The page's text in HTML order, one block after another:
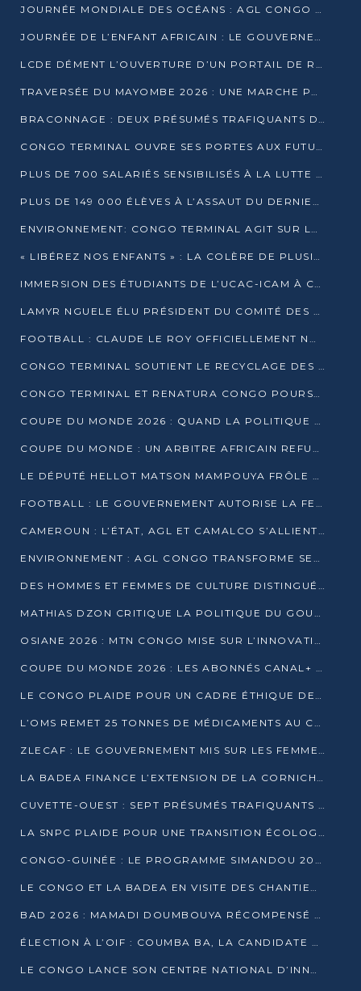
JOURNÉE MONDIALE DES OCÉANS : AGL CONGO MOBILISE SES COLLABORATEURS POUR LA PRÉSERVATION DE LA BIODIVERSITÉ MARINE
JOURNÉE DE L’ENFANT AFRICAIN : LE GOUVERNEMENT MOBILISÉ POUR L’HYGIÈNE DANS LES ORPHELINATS
LCDE DÉMENT L’OUVERTURE D’UN PORTAIL DE RECRUTEMENT ET APPELLE À LA VIGILANCE
TRAVERSÉE DU MAYOMBE 2026 : UNE MARCHE POUR SENSIBILISER ET DÉPISTER AU DIABÈTE
BRACONNAGE : DEUX PRÉSUMÉS TRAFIQUANTS D’HIPPOPOTAME ÉCROUÉS À BRAZZAVILLE
CONGO TERMINAL OUVRE SES PORTES AUX FUTURS INGÉNIEURS DE L’UCAC-ICAM
PLUS DE 700 SALARIÉS SENSIBILISÉS À LA LUTTE CONTRE LA TUBERCULOSE À CONGO TERMINAL
PLUS DE 149 000 ÉLÈVES À L’ASSAUT DU DERNIER CEPE
ENVIRONNEMENT: CONGO TERMINAL AGIT SUR LE TERRAIN ET FORME LES PLUS JEUNES
« LIBÉREZ NOS ENFANTS » : LA COLÈRE DE PLUSIEURS MÈRES À BRAZZAVILLE CONTRE LA DGSP
IMMERSION DES ÉTUDIANTS DE L’UCAC-ICAM À CONGO TERMINAL
LAMYR NGUELE ÉLU PRÉSIDENT DU COMITÉ DES MEMBRES D’HONNEUR DU PCT
FOOTBALL : CLAUDE LE ROY OFFICIELLEMENT NOMMÉ SÉLECTIONNEUR DU CONGO
CONGO TERMINAL SOUTIENT LE RECYCLAGE DES DÉCHETS PLASTIQUES À POINTE-NOIRE
CONGO TERMINAL ET RENATURA CONGO POURSUIVENT LEUR COMBAT POUR LA BIODIVERSITÉ
COUPE DU MONDE 2026 : QUAND LA POLITIQUE MENACE L’UNIVERSALITÉ DU FOOTBALL
COUPE DU MONDE : UN ARBITRE AFRICAIN REFUSÉ À L’ENTRÉE DES ÉTATS-UNIS
LE DÉPUTÉ HELLOT MATSON MAMPOUYA FRÔLE LA MORT LORS D’UNE EMBUSCADE DZNS LE POOL
FOOTBALL : LE GOUVERNEMENT AUTORISE LA FECOFOOT À OCCUPER LES COMPLEXES SPORTIFS
CAMEROUN : L’ÉTAT, AGL ET CAMALCO S’ALLIENT POUR UN MÉGA-PROJET FERROVIAIRE
ENVIRONNEMENT : AGL CONGO TRANSFORME SES DÉCHETS EN OUTILS DE FORMATION
DES HOMMES ET FEMMES DE CULTURE DISTINGUÉS POUR LEUR ENGAGEMENT PAR BANTOU CULTURE
MATHIAS DZON CRITIQUE LA POLITIQUE DU GOUVERNEMENT ET ALERTE SUR LA DETTE DU CONGO
OSIANE 2026 : MTN CONGO MISE SUR L’INNOVATION POUR RELEVER LES DÉFIS AFRICAINS
COUPE DU MONDE 2026 : LES ABONNÉS CANAL+ AU CONGO DÉÇUS À QUELQUES JOURS DU COUP D’ENVOI
LE CONGO PLAIDE POUR UN CADRE ÉTHIQUE DE L’INTELLIGENCE ARTIFICIELLE À DAKAR
L’OMS REMET 25 TONNES DE MÉDICAMENTS AU CONGO POUR RENFORCER LA RIPOSTE AUX ÉPIDÉMIES
ZLECAF : LE GOUVERNEMENT MIS SUR LES FEMMES ENTREPRENEURES
LA BADEA FINANCE L’EXTENSION DE LA CORNICHE SUD DE BRAZZAVILLE
CUVETTE-OUEST : SEPT PRÉSUMÉS TRAFIQUANTS DE FAUNE INTERPELLÉS À EWO ET KELLÉ
LA SNPC PLAIDE POUR UNE TRANSITION ÉCOLOGIQUE PROGRESSIVE
CONGO-GUINÉE : LE PROGRAMME SIMANDOU 2040 AU CŒUR DES ÉCHANGES À LA BAD
LE CONGO ET LA BADEA EN VISITE DES CHANTIERS
BAD 2026 : MAMADI DOUMBOUYA RÉCOMPENSÉ PAR LE TROPHÉE BABACAR NDIAYE À BRAZZAVILLE
ÉLECTION À L’OIF : COUMBA BA, LA CANDIDATE DISCRÈTE QUI BOUSCULE LE JEU DIPLOMATIQUE
LE CONGO LANCE SON CENTRE NATIONAL D’INNOVATION